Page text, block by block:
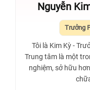
Nguyễn
Trưởng
Tôi là Kim Kỳ -
Trung tâm là một
nghiệm, sở hữu